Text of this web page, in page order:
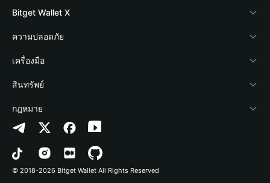
Blog
Academy
ข่าวสารด้านคริปโต
ศูนย์ช่วยเหลือ
ติดต่อเรา
ทรัพยากรข้อมูลของแบรนด์
อาชีพ
Crypto Card
Stablecoin Earn
Payfi Crypto
Crypto Swap API
Altcoin Season Index
Prediction Markets
DApp
Bitget Wallet X
นักพัฒนา
เชื่อมต่อ Wallet
Bitget Wallet Pay
ลิสต์โปรเจกต์
ความปลอดภัย
Protection Fund
เทคโนโลยีความปลอดภัย
เครื่องมือ
ซื้อคริปโต
การตรวจจับการอนุญาต
การตรวจจับสัญญา
การโอนเป็นชุด
สินทรัพย์
Arbitrum
Avalanche
Bitcoin
กฎหมาย
นโยบายความเป็นส่วนตัว
ข้อตกลงในการใช้บริการ
© 2018-2026 Bitget Wallet All Rights Reserved